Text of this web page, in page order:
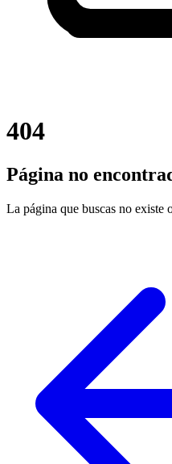
404
Página no
La página que buscas no existe